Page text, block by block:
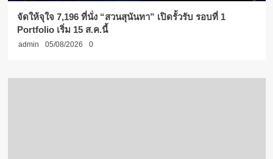
จัดให้จุใจ 7,196 ที่นั่ง “สวนสุนันทา” เปิดรั้วรับ รอบที่ 1
Portfolio เริ่ม 15 ส.ค.นี้
admin 05/08/2026 0